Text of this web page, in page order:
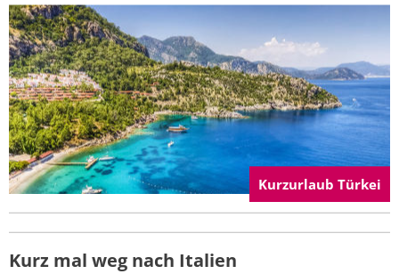
Kurzurlaub Türkei
Kurz mal weg nach Italien